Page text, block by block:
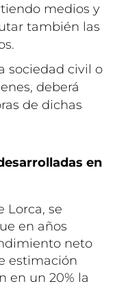
medios y
también las
sociedad civil o
deberá
de dichas
en
Lorca, se
en años
neto
estimación
en un 20% la